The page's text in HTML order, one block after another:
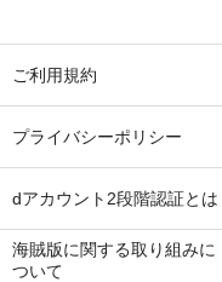
ご利用規約
プライバシーポリシー
dアカウント2段階認証とは
海賊版に関する取り組みに
ついて